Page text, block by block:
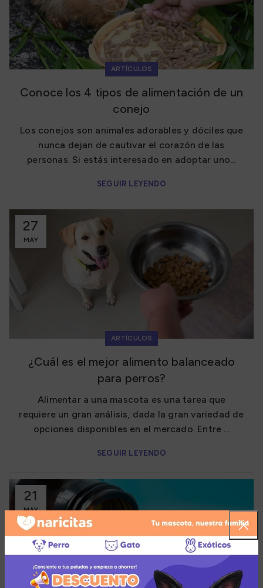
ARTÍCULOS
Conoce los 4 tipos de alimentación de un
conejo
Los conejos son animales adorables y dóciles que
nunca dejan de cautivar el corazón de las
personas. Si estás interesado en adoptar uno...
SEGUIR LEYENDO
27
MAY
ARTÍCULOS
¿Cuál es el mejor alimento balanceado
para perros?
Alimentar a una mascota es una tarea que
requiere un gran análisis, dada la gran variedad de
opciones disponibles en el mercado. Entre ...
SEGUIR LEYENDO
21
MAY